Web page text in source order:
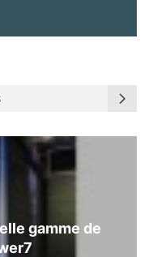
gamme de